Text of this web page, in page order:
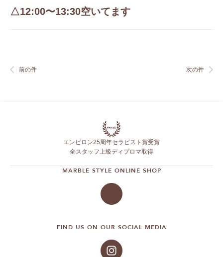
△12:00〜13:30空いてます
前の件 次の件
エンビロン25周年セラピスト賞受賞
全スタッフ上級ディプロマ取得
MARBLE STYLE ONLINE SHOP
FIND US ON OUR SOCIAL MEDIA